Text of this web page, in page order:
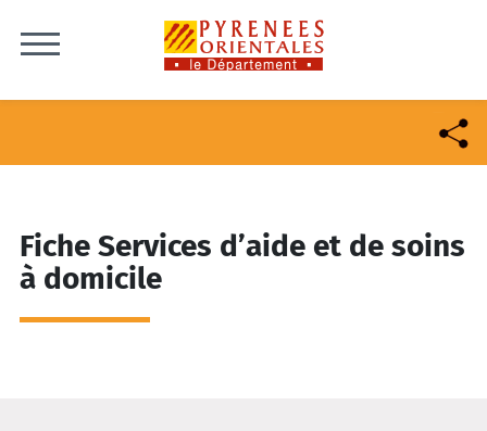
Fiche Services d’aide et de soins
à domicile